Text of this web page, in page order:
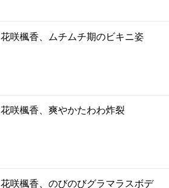
花咲楓香、ムチムチ期のビキニ姿
花咲楓香、爽やかたわわ炸裂
花咲楓香、のびのびグラマラスボデ